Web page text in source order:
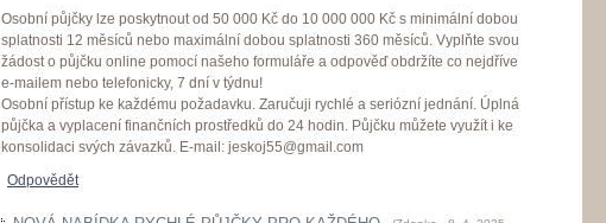
Osobní půjčky lze poskytnout od 50 000 Kč do 10 000 000 Kč s minimální dobou
splatnosti 12 měsíců nebo maximální dobou splatnosti 360 měsíců. Vyplňte svou
žádost o půjčku online pomocí našeho formuláře a odpověď obdržíte co nejdříve
e-mailem nebo telefonicky, 7 dní v týdnu!
Osobní přístup ke každému požadavku. Zaručuji rychlé a seriózní jednání. Úplná
půjčka a vyplacení finančních prostředků do 24 hodin. Půjčku můžete využít i ke
konsolidaci svých závazků. E-mail: jeskoj55@gmail.com
Odpovědět